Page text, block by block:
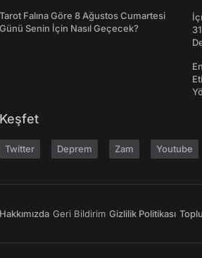
Tarot Falına Göre 8 Ağustos Cumartesi
Günü Senin İçin Nasıl Geçecek?
Keşfet
Twitter Deprem Zam Youtube
Hakkımızda Geri Bildirim Gizlilik Politikası